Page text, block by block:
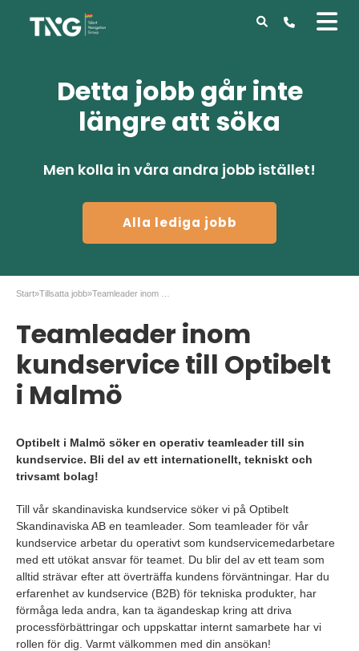
Detta jobb går inte
längre att söka
Men kolla in våra andra jobb istället!
Alla lediga jobb
Start»Tillsatta jobb»
Teamleader inom
kundservice till Optibelt
i Malmö
Optibelt i Malmö söker en operativ teamleader till sin
kundservice. Bli del av ett internationellt, tekniskt och
trivsamt bolag!
Till vår skandinaviska kundservice söker vi på Optibelt
Skandinaviska AB en teamleader. Som teamleader för vår
kundservice arbetar du operativt som kundservicemedarbetare
med ett utökat ansvar för teamet. Du blir del av ett team som
alltid strävar efter att överträffa kundens förväntningar. Har du
erfarenhet av kundservice (B2B) för tekniska produkter, har
förmåga leda andra, kan ta ägandeskap kring att driva
processförbättringar och uppskattar internt samarbete har vi
rollen för dig. Varmt välkommen med din ansökan!